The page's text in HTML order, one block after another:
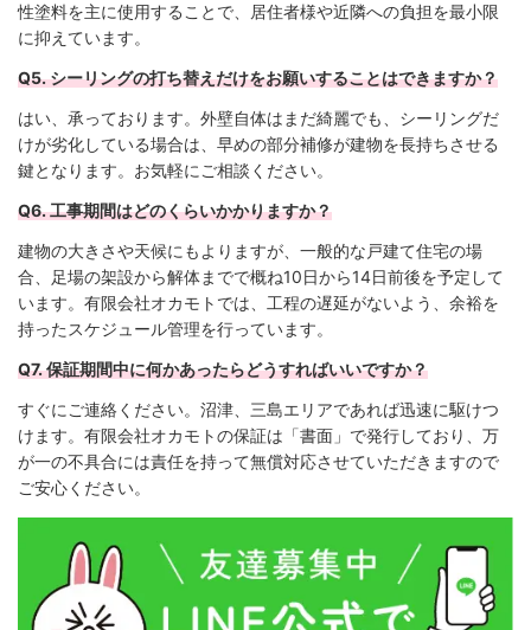
性塗料を主に使用することで、居住者様や近隣への負担を最小限
に抑えています。
Q5. シーリングの打ち替えだけをお願いすることはできますか？
はい、承っております。外壁自体はまだ綺麗でも、シーリングだ
けが劣化している場合は、早めの部分補修が建物を長持ちさせる
鍵となります。お気軽にご相談ください。
Q6. 工事期間はどのくらいかかりますか？
建物の大きさや天候にもよりますが、一般的な戸建て住宅の場
合、足場の架設から解体までで概ね10日から14日前後を予定して
います。有限会社オカモトでは、工程の遅延がないよう、余裕を
持ったスケジュール管理を行っています。
Q7. 保証期間中に何かあったらどうすればいいですか？
すぐにご連絡ください。沼津、三島エリアであれば迅速に駆けつ
けます。有限会社オカモトの保証は「書面」で発行しており、万
が一の不具合には責任を持って無償対応させていただきますので
ご安心ください。